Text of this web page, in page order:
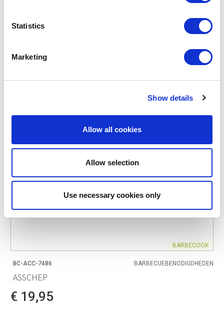
Statistics
Marketing
Show details
Allow all cookies
Allow selection
Use necessary cookies only
EIGEN MERK
BARBECOOK
BC-ACC-7486 BARBECUEBENODIGDHEDEN
ASSCHEP
€ 19,95